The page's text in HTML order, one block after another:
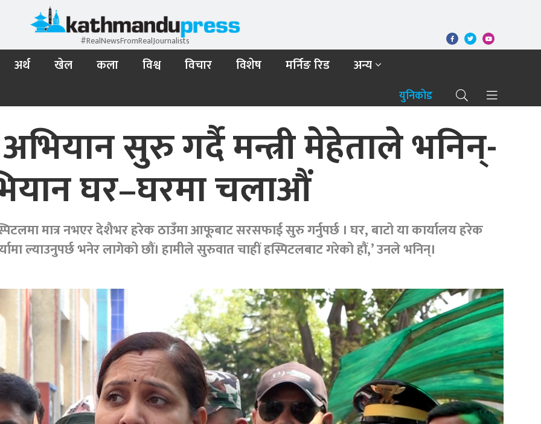
#RealNewsFromRealJournalists
अर्थ खेल कला विश्व विचार विशेष मर्निङ रिड अन्य
युनिकोड
सुरु गर्दै मन्त्री मेहेताले भनिन्-
घर–घरमा चलाऔं
मात्र नभएर देशैभर हरेक ठाउँमा आफूबाट सरसफाई सुरु गर्नुपर्छ । घर, बाटो या कार्यालय हरेक
ल्याउनुपर्छ भनेर लागेको छौं। हामीले सुरुवात चाहीं हस्पिटलबाट गरेको हौं,’ उनले भनिन्।